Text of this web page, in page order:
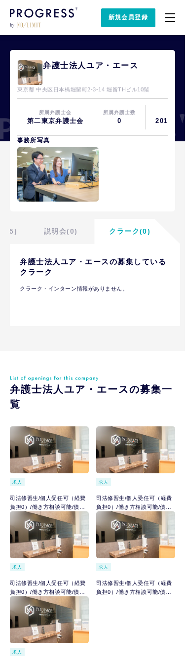
新規会員登録
弁護士法人ユア・エース
東京都 中央区日本橋堀留町2-3-14 堀留THビル10階
所属弁護士会
第二東京弁護士会
所属弁護士数
0 2018年
事務所写真
(5) 説明会(0) クラーク(0)
弁護士法人ユア・エースの募集している
クラーク
クラーク・インターン情報がありません。
弁護士法人ユア・エースの募集一
覧
求人
司法修習生/個人受任可（経費
負担0）/働き方相談可能/債務
整理、刑事事件、交通事故、
家事事件、消費者被害、企業
法務/残業代支給
求人
司法修習生/個人受任可（経費
負担0）/働き方相談可能/債務
整理、刑事事件、交通事故、
家事事件、消費者被害、企業
法務/残業代支給
求人
司法修習生/個人受任可（経費
負担0）/働き方相談可能/債務
整理、刑事事件、交通事故、
家事事件、消費者被害、企業
法務/残業代支給
求人
司法修習生/個人受任可（経費
負担0）/働き方相談可能/債務
求人